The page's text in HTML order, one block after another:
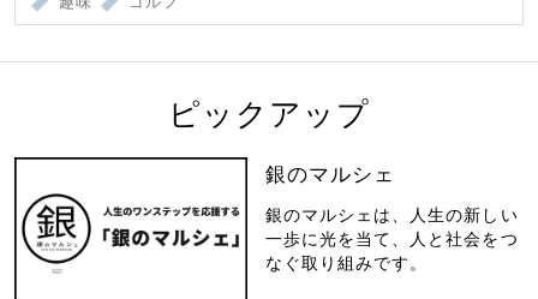
ピックアップ
銀のマルシェ
銀のマルシェは、人生の新しい
一歩に光を当て、人と社会をつ
なぐ取り組みです。